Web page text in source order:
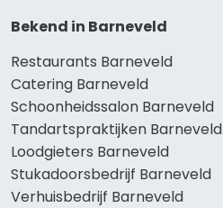
Bekend in Barneveld
Restaurants Barneveld
Catering Barneveld
Schoonheidssalon Barneveld
Tandartspraktijken Barneveld
Loodgieters Barneveld
Stukadoorsbedrijf Barneveld
Verhuisbedrijf Barneveld